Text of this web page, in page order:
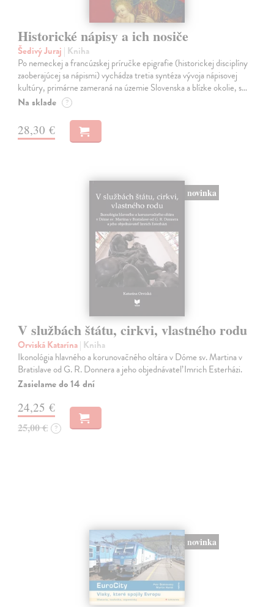
Historické nápisy a ich nosiče
Šedivý Juraj | Kniha
Po nemeckej a francúzskej príručke epigrafie (historickej disciplíny
zaoberajúcej sa nápismi) vychádza tretia syntéza vývoja nápisovej
kultúry, primárne zameraná na územie Slovenska a blízke okolie, s…
Na sklade ?
28,30 €
novinka
V službách štátu, cirkvi, vlastného rodu
Orviská Katarína| Kniha
Ikonológia hlavného a korunovačného oltára v Dóme sv. Martina v
Bratislave od G. R. Donnera a jeho objednávateľ Imrich Esterházi.
Zasielame do 14 dní
24,25 €
25,00 € ?
novinka